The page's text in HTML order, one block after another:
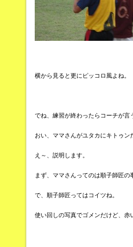
横から見ると更にピッコロ風よね。
でね、練習が終わったらコーチが言
おい、ママさんがユタカにキトゥン
え～、説明します。
まず、ママさんってのは順子師匠の
で、順子師匠ってはコイツね。
使い回しの写真でゴメンだけど、赤